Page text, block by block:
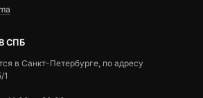
СПБ
в Санкт-Петербурге, по адресу
1